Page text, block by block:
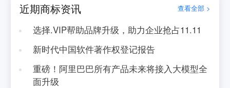
近期商标资讯 查看全部 >
选择.VIP帮助品牌升级，助力企业抢占11.11
新时代中国软件著作权登记报告
重磅！阿里巴巴所有产品未来将接入大模型全
面升级